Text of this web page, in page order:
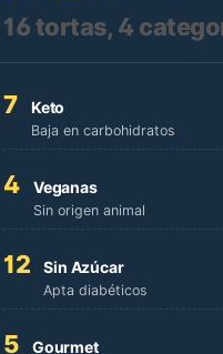
16 tortas, 4
7 Keto
Baja en carbohidratos
4 Veganas
Sin origen animal
12 Sin Azúcar
Apta diabéticos
5 Gourmet